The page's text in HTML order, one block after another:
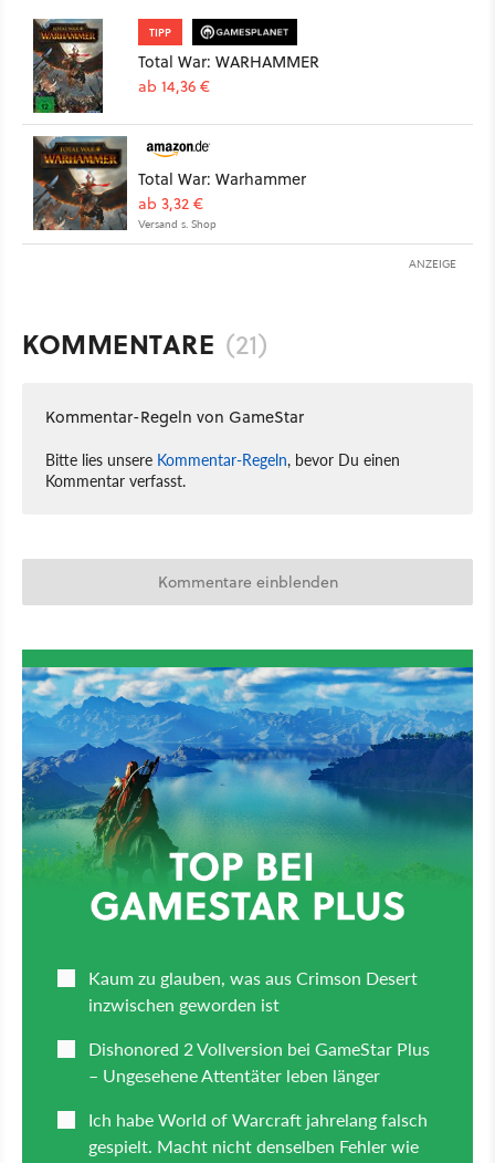
TIPP
Total War: WARHAMMER
ab 14,36 €
Total War: Warhammer
ab 3,32 €
Versand s. Shop
ANZEIGE
KOMMENTARE (21)
Kommentar-Regeln von GameStar
Bitte lies unsere Kommentar-Regeln, bevor Du einen
Kommentar verfasst.
Kommentare einblenden